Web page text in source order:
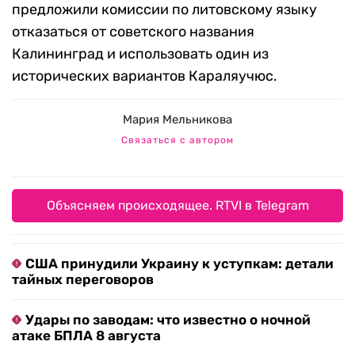
предложили комиссии по литовскому языку
отказаться от советского названия
Калининград и использовать один из
исторических вариантов Караляучюс.
Мария Мельникова
Связаться с автором
Объясняем происходящее. RTVI в Telegram
США принудили Украину к уступкам: детали
тайных переговоров
Удары по заводам: что известно о ночной
атаке БПЛА 8 августа